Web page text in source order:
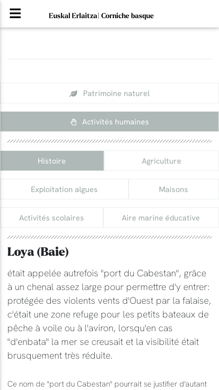
Euskal Erlaitza| Corniche basque
Patrimoine naturel
Activités humaines
Histoire Agriculture
Exploitation algues Maisons
Activités scolaires Aire marine éducative
Loya (Baie)
était appelée autrefois "port du Cabestan", grâce
à un chenal assez large pour permettre d'y entrer:
protégée des violents vents d'Ouest par la falaise,
c'était une zone refuge pour les petits bateaux de
pêche à voile ou à l'aviron, lorsqu'en cas
"d'enbata" la mer se creusait et la visibilité était
brusquement très réduite.
Ce nom de "port du Cabestan" pourrait se justifier d'autant